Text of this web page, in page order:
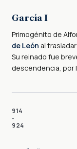
García I
Primogénito de
de León al
Su reinado fue
descendencia, por
914
–
924